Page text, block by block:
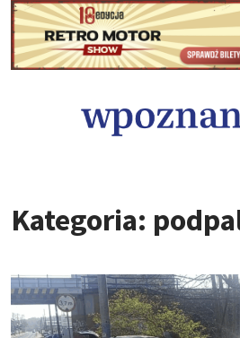
Kategoria: